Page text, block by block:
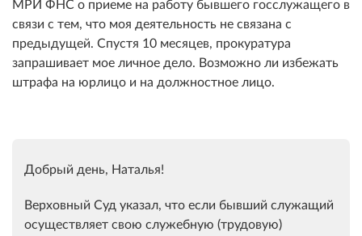
МРИ ФНС о приеме на работу бывшего госслужащего в
связи с тем, что моя деятельность не связана с
предыдущей. Спустя 10 месяцев, прокуратура
запрашивает мое личное дело. Возможно ли избежать
штрафа на юрлицо и на должностное лицо.
Добрый день, Наталья!
Верховный Суд указал, что если бывший служащий
осуществляет свою служебную (трудовую)